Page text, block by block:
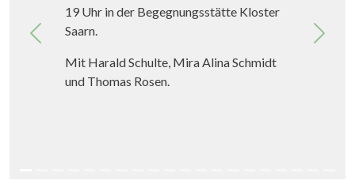
und RezitatorCarsten Bülowliest am
Freitag, dem 9. Oktober 2026 um 19.30
Saarn aus Marek Spelldorfs „Die
gekreuzigte Göttin“.
Previous Next